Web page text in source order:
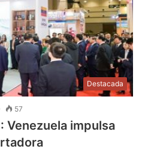
Destacada
57
Venezuela impulsa